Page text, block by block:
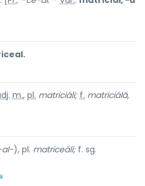
m., pl. matriciáli; f. matriciálă,
), pl. matriceáli;f. sg.